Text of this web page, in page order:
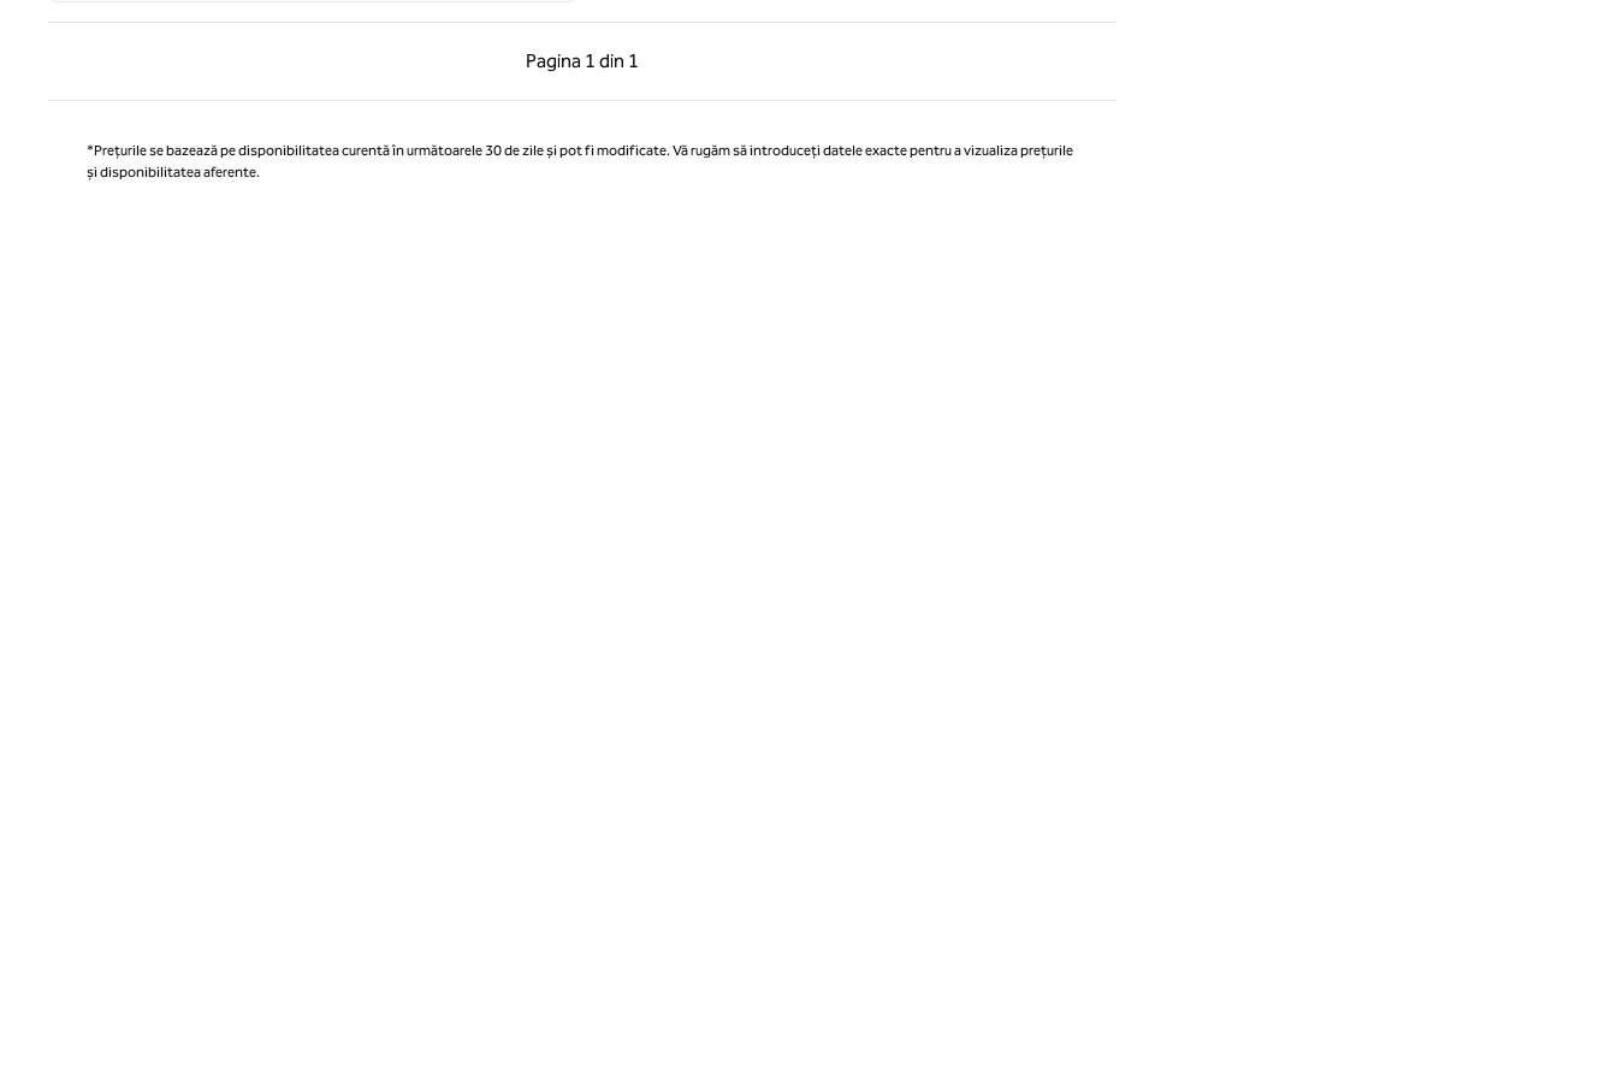
Pagina 1 din 1
Pagina anterioară, 1 din 1
Pagina 1 din 1
*Prețurile se bazează pe disponibilitatea curentă în următoarele 30 de zile și pot fi modificate. Vă rugăm să introduceți datele exacte pentru a vizualiza prețurile
și disponibilitatea aferente.